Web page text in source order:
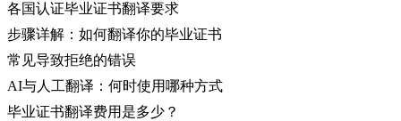
各国认证毕业证书翻译要求
步骤详解：如何翻译你的毕业证书
常见导致拒绝的错误
AI与人工翻译：何时使用哪种方式
毕业证书翻译费用是多少？